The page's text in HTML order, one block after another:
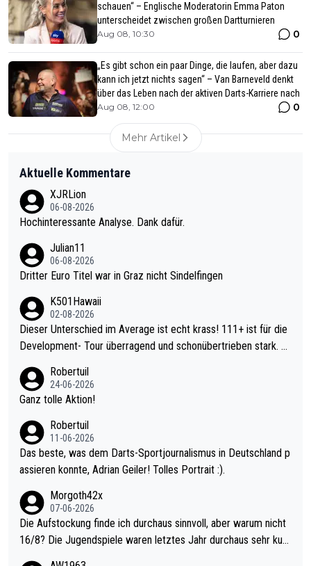
schauen“ – Englische Moderatorin Emma Paton
unterscheidet zwischen großen Dartturnieren
Aug 08, 10:30 0
„Es gibt schon ein paar Dinge, die laufen, aber dazu
kann ich jetzt nichts sagen“ – Van Barneveld denkt
über das Leben nach der aktiven Darts-Karriere nach
Aug 08, 12:00 0
Mehr Artikel
Aktuelle Kommentare
XJRLion
06-08-2026
Hochinteressante Analyse. Dank dafür.
Julian11
06-08-2026
Dritter Euro Titel war in Graz nicht Sindelfingen
K501Hawaii
02-08-2026
Dieser Unterschied im Average ist echt krass! 111+ ist für die
Development- Tour überragend und schonübertrieben stark. U
mal 40+ erst recht. Da gewinnst keinen Blumentopf - ist ja noc
h krasser wie ein Pokalspiel eines Kreisligisten vs einem Bund
Robertuil
24-06-2026
Ganz tolle Aktion!
Robertuil
11-06-2026
Das beste, was dem Darts-Sportjournalismus in Deutschland p
assieren konnte, Adrian Geiler! Tolles Portrait :).
Morgoth42x
07-06-2026
Die Aufstockung finde ich durchaus sinnvoll, aber warum nicht
16/8? Die Jugendspiele waren letztes Jahr durchaus sehr kurz